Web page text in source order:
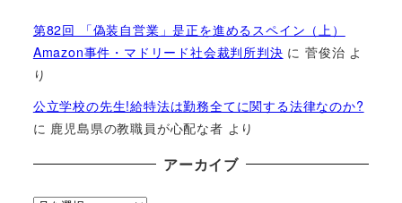
第82回 「偽装自営業」是正を進めるスペイン（上）
Amazon事件・マドリード社会裁判所判決 に菅俊治 よ
り
公立学校の先生!給特法は勤務全てに関する法律なのか?
に 鹿児島県の教職員が心配な者 より
アーカイブ